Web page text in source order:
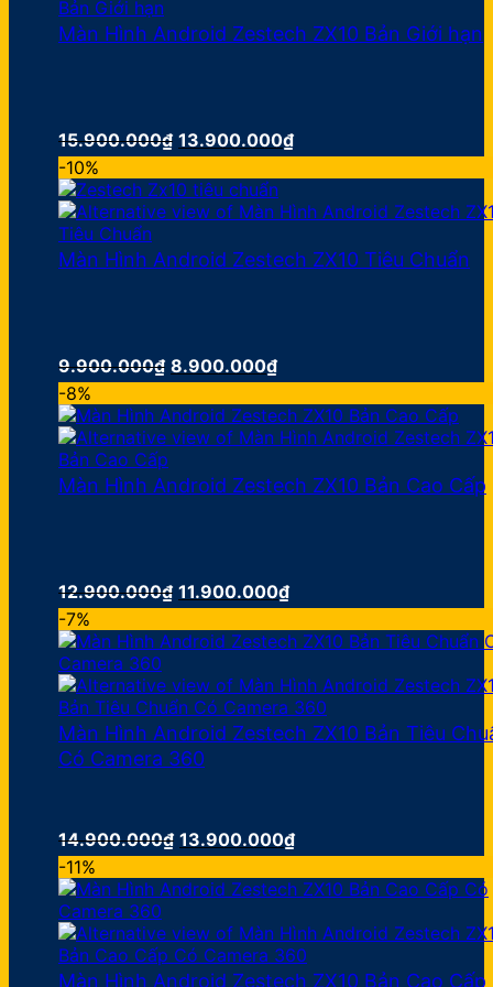
Màn Hình Android Zestech ZX10 Bản Giới hạn
15.900.000₫ Giá
gốc
là:
15.900.000₫.
13.900.000₫Giá
hiện
tại
là:
13.900.000₫.
-10%
Màn Hình Android Zestech ZX10 Tiêu Chuẩn
9.900.000₫ Giá
gốc
là:
9.900.000₫.
8.900.000₫Giá
hiện
tại
là:
8.900.000₫.
-8%
Màn Hình Android Zestech ZX10 Bản Cao Cấp
12.900.000₫ Giá
gốc
là:
12.900.000₫.
11.900.000₫Giá
hiện
tại
là:
11.900.000₫.
-7%
Màn Hình Android Zestech ZX10 Bản Tiêu
Có Camera 360
14.900.000₫ Giá
gốc
là:
14.900.000₫.
13.900.000₫Giá
hiện
tại
là:
13.900.000₫.
-11%
Màn Hình Android Zestech ZX10 Bản Cao Cấp